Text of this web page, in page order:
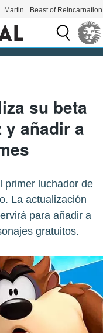
Martin Beast of Reincarnation
su beta
y añadir a
primer luchador de
La actualización
para añadir a
gratuitos.